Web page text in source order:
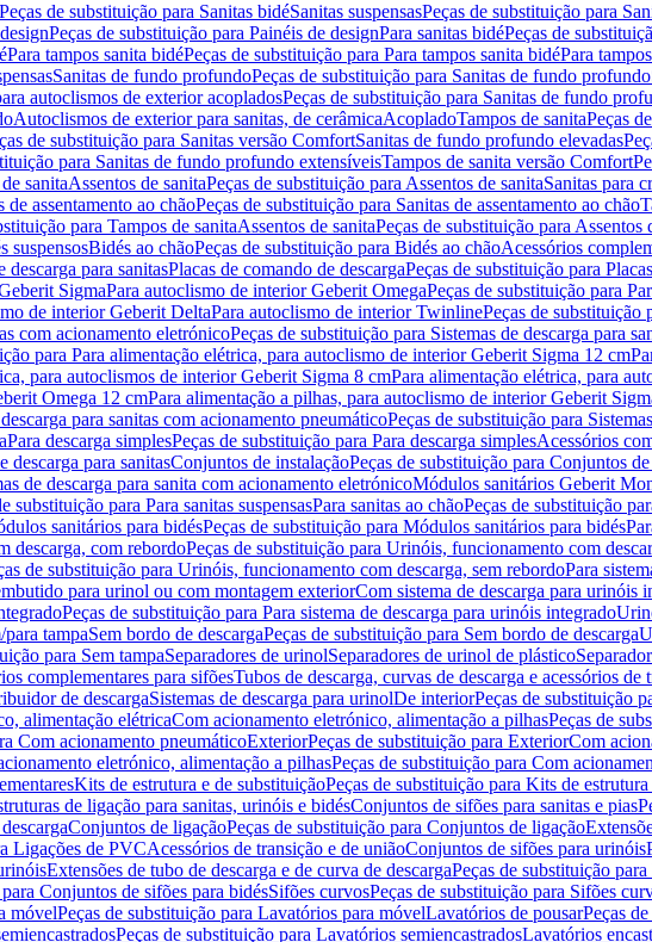
Peças de substituição para Sanitas bidéSanitas suspensasPeças de substituição para
Peças de substituição para Painéis de designPara sanitas bidéPeças de
Para tampos sanita bidéPeças de substituição para Para tampos sanita bidéPara
Sanitas de fundo profundoPeças de substituição para Sanitas de fundo profundo
autoclismos de exterior acopladosPeças de substituição para Sanitas de fundo
Autoclismos de exterior para sanitas, de cerâmicaAcopladoTampos de sanitaPeças
de substituição para Sanitas versão ComfortSanitas de fundo profundo elevadas
para Sanitas de fundo profundo extensíveisTampos de sanita versão Comfort
sanitaAssentos de sanitaPeças de substituição para Assentos de sanitaSanitas para
de assentamento ao chãoPeças de substituição para Sanitas de assentamento ao chão
para Tampos de sanitaAssentos de sanitaPeças de substituição para Assentos
suspensosBidés ao chãoPeças de substituição para Bidés ao chãoAcessórios
descarga para sanitasPlacas de comando de descargaPeças de substituição para
SigmaPara autoclismo de interior Geberit OmegaPeças de substituição para
de interior Geberit DeltaPara autoclismo de interior TwinlinePeças de
com acionamento eletrónicoPeças de substituição para Sistemas de descarga para
para Para alimentação elétrica, para autoclismo de interior Geberit Sigma 12 cm
para autoclismos de interior Geberit Sigma 8 cmPara alimentação elétrica, para
Omega 12 cmPara alimentação a pilhas, para autoclismo de interior Geberit
para sanitas com acionamento pneumáticoPeças de substituição para
Para descarga simplesPeças de substituição para Para descarga simplesAcessórios
descarga para sanitasConjuntos de instalaçãoPeças de substituição para Conjuntos
de descarga para sanita com acionamento eletrónicoMódulos sanitários Geberit
substituição para Para sanitas suspensasPara sanitas ao chãoPeças de substituição
sanitários para bidésPeças de substituição para Módulos sanitários para bidés
descarga, com rebordoPeças de substituição para Urinóis, funcionamento com
de substituição para Urinóis, funcionamento com descarga, sem rebordoPara
para urinol ou com montagem exteriorCom sistema de descarga para urinóis
Peças de substituição para Para sistema de descarga para urinóis integrado
tampaSem bordo de descargaPeças de substituição para Sem bordo de descarga
para Sem tampaSeparadores de urinolSeparadores de urinol de plástico
complementares para sifõesTubos de descarga, curvas de descarga e acessórios de
de descargaSistemas de descarga para urinolDe interiorPeças de substituição
alimentação elétricaCom acionamento eletrónico, alimentação a pilhasPeças de
Com acionamento pneumáticoExteriorPeças de substituição para ExteriorCom
eletrónico, alimentação a pilhasPeças de substituição para Com
Kits de estrutura e de substituiçãoPeças de substituição para Kits de
de ligação para sanitas, urinóis e bidésConjuntos de sifões para sanitas e pias
Conjuntos de ligaçãoPeças de substituição para Conjuntos de ligação
Ligações de PVCAcessórios de transição e de uniãoConjuntos de sifões para urinóis
Extensões de tubo de descarga e de curva de descargaPeças de substituição
Conjuntos de sifões para bidésSifões curvosPeças de substituição para Sifões
móvelPeças de substituição para Lavatórios para móvelLavatórios de pousarPeças
Peças de substituição para Lavatórios semiencastradosLavatórios